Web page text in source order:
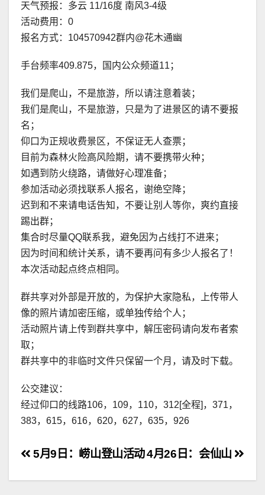
天气预报：多云 11/16度 南风3-4级
活动费用：0
报名方式：104570942群内@花木通幽
手台频率409.875，国内公众频道11；
我们是爬山，不是旅游，所以请注意着装；
我们是爬山，不是旅游，只是为了进景区的请不要报
名；
仰口为正规收费景区，不保证无人查票；
目前为森林火险高风险期，请不要携带火种；
如遇到防火绕路，请做好心理准备；
参加活动必须找联系人报名，谢绝空降；
迟到和不来请电话告知，不要让别人等你，爽约直接
踢出群；
集合时尽量QQ联系我，避免因为占线打不进来；
因为时间和统计关系，请不要再问有多少人报名了！
本次活动起点终点相同。
群共享对外部是开放的，为保护大家隐私，上传带人
像的照片请加密压缩，或单独传给个人；
活动照片请上传到群共享中，解压密码请向发布者索
取；
群共享中的非临时文件只保留一个月，请及时下载。
公交建议：
经过仰口的线路106，109，110，312[全程]，371，
383，615，616，620，627，635，926
文
章
4月26日：会仙山
5月9日：崂山登山活动